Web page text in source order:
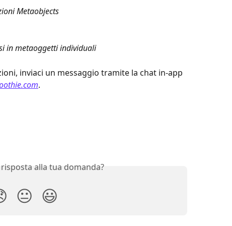
Metaobjects
in metaoggetti individuali
inviaci un messaggio tramite la chat in-app
.
alla tua domanda?
😐 😃